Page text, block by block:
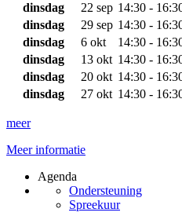
dinsdag
22 sep 14:30 -
dinsdag
29 sep 14:30 -
dinsdag
6 okt 14:30 -
dinsdag
13 okt 14:30 -
dinsdag
20 okt 14:30 -
dinsdag
27 okt 14:30 -
meer
Meer informatie
Agenda
Ondersteuning
Spreekuur